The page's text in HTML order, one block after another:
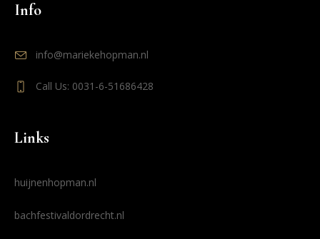
Info
info@mariekehopman.nl
Call Us: 0031-6-51686428
Links
huijnenhopman.nl
bachfestivaldordrecht.nl